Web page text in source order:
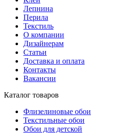
Лепнина
Перила
Текстиль
О компании
Дизайнерам
Статьи
Доставка и оплата
Контакты
Вакансии
Каталог товаров
Флизелиновые обои
Текстильные обои
Обои для детской